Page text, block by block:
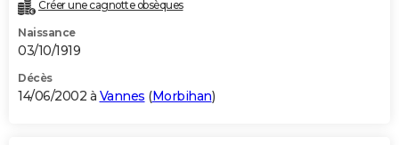
Créer une cagnotte obsèques
Naissance
03/10/1919
Décès
14/06/2002 à Vannes (Morbihan)